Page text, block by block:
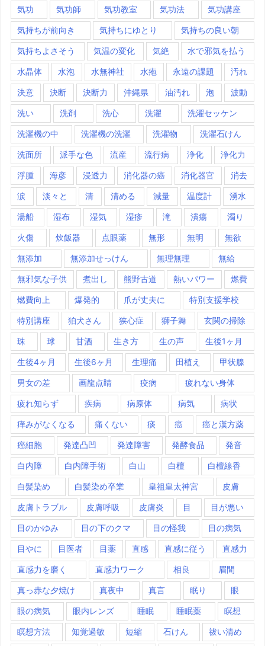
気功 気功師 気功教室 気功法 気功講座
気持ちが前向き 気持ちにゆとり 気持ちの良い朝
気持ちよさそう 気温の変化 気絶 水で邪気を払う
水晶体 水泡 水無神社 水疱 永遠の課題 汚れ
決意 決断 決断力 沖縄県 油汚れ 泡 波動
洗い 洗剤 洗心 洗濯 洗濯セッケン
洗濯機の中 洗濯機の洗濯 洗濯物 洗濯石けん
洗面所 派手な色 流産 流行病 浄化 浄化力
浮腫 海彦 浸透力 消化器の癌 消化器官 消去
涙 淡々と 清 清める 減量 温度計 湧水
湯船 湿布 湿気 湿疹 滝 潰瘍 濁り
火傷 炊飯器 点眼薬 無形 無明 無欲
無添加 無添加せっけん 無理無理 無給
無邪気な子供 煮出し 熊野古道 熱いパワー 燃費
燃費向上 爆発的 爪が丈夫に 特別支援学校
特別講座 狛犬さん 狭心症 獅子舞 玄関の掃除
珠 球 甘酒 生き方 生の声 生後1ヶ月
生後4ヶ月 生後6ヶ月 生理痛 田植え 甲状腺
男女の差 画龍点睛 疫病 疲れない身体
疲れ知らず 疾病 病原体 病気 病状
痒みがなくなる 痛くない 痰 癌 癌と漢方薬
癌細胞 発達凸凹 発達障害 発酵食品 発音
白内障 白内障手術 白山 白檀 白檀線香
白髪染め 白髪染め卒業 皇祖皇太神宮 皮膚
皮膚トラブル 皮膚呼吸 皮膚炎 目 目が悪い
目のかゆみ 目の下のクマ 目の怪我 目の病気
目やに 目医者 目薬 直感 直感に従う 直感力
直感力を磨く 直感力ワーク 相良 眉間
真っ赤な夕焼け 真夜中 真言 眠り 眼
眼の病気 眼内レンズ 睡眠 睡眠薬 瞑想
瞑想方法 知覚過敏 短縮 石けん 祓い清め